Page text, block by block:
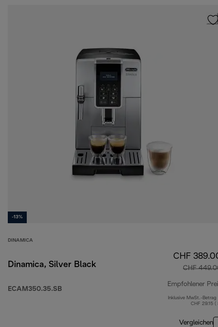
-13%
DINAMICA
Dinamica, Silver Black
ECAM350.35.SB
CHF
CHF
Empfohlener
Inklusive MwSt.-Betrag
CHF 29.15 (
Vergleichen